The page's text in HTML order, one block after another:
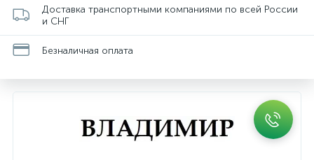
Доставка транспортными компаниями по всей России
и СНГ
Безналичная оплата